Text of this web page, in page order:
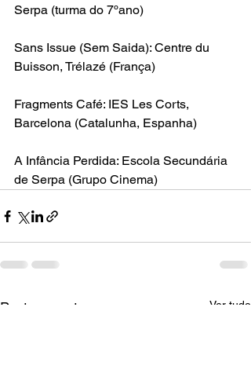
Serpa (turma do 7ºano)
Sans Issue (Sem Saida): Centre du
Buisson, Trélazé (França)
Fragments Café: IES Les Corts,
Barcelona (Catalunha, Espanha)
A Infância Perdida: Escola Secundária
de Serpa (Grupo Cinema)
Posts recentes Ver tudo